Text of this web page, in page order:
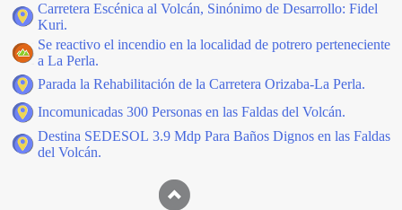
Carretera Escénica al Volcán, Sinónimo de Desarrollo: Fidel
Kuri.
Se reactivo el incendio en la localidad de potrero perteneciente
a La Perla.
Parada la Rehabilitación de la Carretera Orizaba-La Perla.
Incomunicadas 300 Personas en las Faldas del Volcán.
Destina SEDESOL 3.9 Mdp Para Baños Dignos en las Faldas
del Volcán.